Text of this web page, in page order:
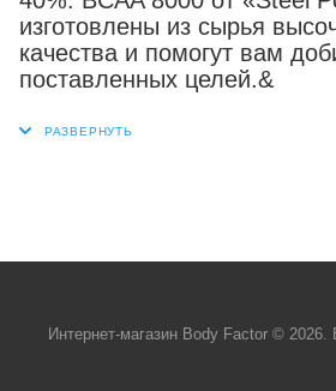
изготовлены из сырья
качества и помогут вам
поставленных целей.&
Интернет-магазин Body Factor ©